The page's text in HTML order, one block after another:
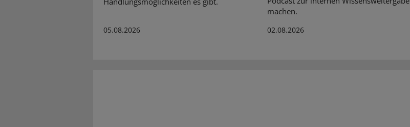
05.08.2026
machen.
02.08.2026